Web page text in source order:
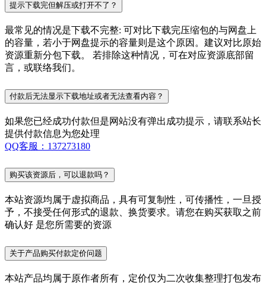
提示下载完但解压或打开不了？
最常见的情况是下载不完整: 可对比下载完压缩包的与网盘上
的容量，若小于网盘提示的容量则是这个原因。建议对比原始
资源重新分包下载。 若排除这种情况，可在对应资源底部留
言，或联络我们。
付款后无法显示下载地址或者无法查看内容？
如果您已经成功付款但是网站没有弹出成功提示，请联系站长
提供付款信息为您处理
QQ客服：137273180
购买该资源后，可以退款吗？
本站资源均属于虚拟商品，具有可复制性，可传播性，一旦授
予，不接受任何形式的退款、换货要求。请您在购买获取之前
确认好 是您所需要的资源
关于产品购买付款定价问题
本站产品均属于原作者所有，定价仅为二次收集整理打包发布